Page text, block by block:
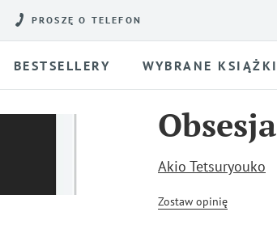
PROSZĘ O TELEFON
BESTSELLERY WYBRANE KSIĄŻKI
Obsesja
Akio Tetsuryouko
Zostaw opinię